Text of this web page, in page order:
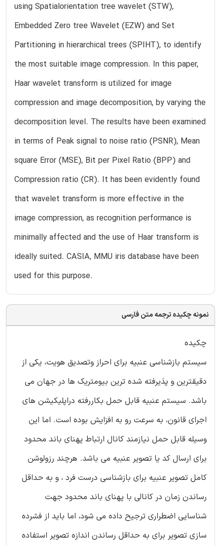
using Spatialorientation tree wavelet (STW),
Embedded Zero tree Wavelet (EZW) and Set
Partitioning in hierarchical trees (SPIHT), to identify
the most suitable image compression. In this paper,
Haar wavelet transform is utilized for image
compression and image decomposition, by varying the
decomposition level. The results have been examined
in terms of Peak signal to noise ratio (PSNR), Mean
square Error (MSE), Bit per Pixel Ratio (BPP) and
Compression ratio (CR). It has been evidently found
that wavelet transform is more effective in the
image compression, as recognition performance is
minimally affected and the use of Haar transform is
ideally suited. CASIA, MMU iris database have been
used for this purpose.
نمونه چکیده ترجمه متن فارسی
چکیده
سیستم بازشناسی عنبیه برای احراز وتصدیق هویت، یکی از
دقیقترین و پذیرفته شده ترین بیومتریک ها در جهان می
باشد. سیستم عنبیه قابل حمل بکاررفته دراپلیکیشن های
اجرای قانون، به سرعت رو به افزایش بوده است. اما این
وسیله قابل حمل نیازمند کانال ارتباط پهنای باند محدود
برای ارسال کد یا تصویر عنبیه می باشد. هرچند رزولوشن
کامل تصویر عنبیه برای بازشناسی درست فرد ، و به حداقل
رساندن زمان در کانالی با پهنای باند محدود جهت
شناسایی اضطراری ترجیح داده می شود، اما باید از فشرده
سازی تصویر برای به حداقل رساندن اندازه تصویر استفاده